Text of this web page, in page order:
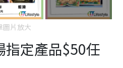
圖片放大
指定產品$50任